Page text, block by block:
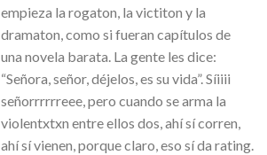
empieza la rogaton, la victiton y la
dramaton, como si fueran capítulos de
una novela barata. La gente les dice:
“Señora, señor, déjelos, es su vida”. Síiiii
señorrrrrreee, pero cuando se arma la
violentxtxn entre ellos dos, ahí sí corren,
ahí sí vienen, porque claro, eso sí da rating.